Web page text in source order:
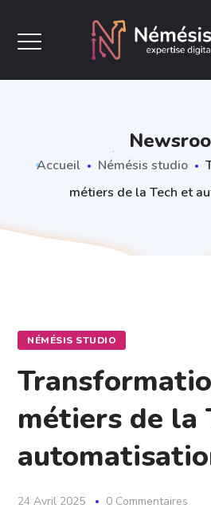
Accueil Némésis studio
métiers de la Tech et
NÉMÉSIS STUDIO
métiers de la
24 Avril 2025 0 Commentaires